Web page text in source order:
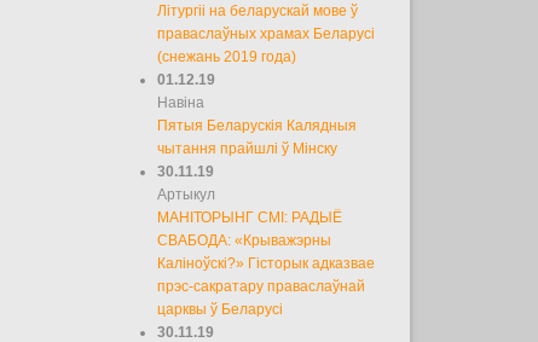
Літургіі на беларускай мове ў
праваслаўных храмах Беларусі
(снежань 2019 года)
01.12.19
Навіна
Пятыя Беларускія Калядныя
чытання прайшлі ў Мінску
30.11.19
Артыкул
МАНІТОРЫНГ СМІ: РАДЫЁ
СВАБОДА: «Крыважэрны
Каліноўскі?» Гісторык адказвае
прэс-сакратару праваслаўнай
царквы ў Беларусі
30.11.19